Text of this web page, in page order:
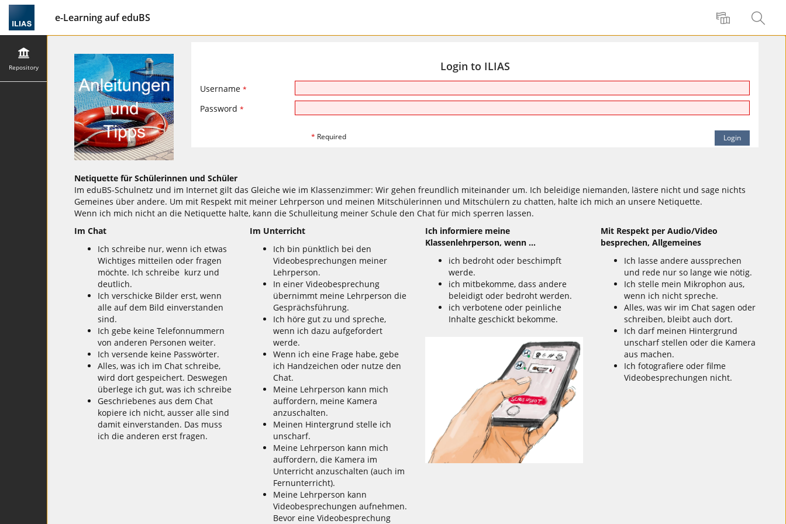
e-Learning auf eduBS
Search
Repository Login to ILIAS
Username *
Password *
* Required
Netiquette für Schülerinnen und Schüler
Im eduBS-Schulnetz und im Internet gilt das Gleiche wie im Klassenzimmer: Wir gehen freundlich miteinander um. Ich beleidige niemanden, lästere nicht und sage nichts
Gemeines über andere. Um mit Respekt mit meiner Lehrperson und meinen Mitschülerinnen und Mitschülern zu chatten, halte ich mich an unsere Netiquette.
Wenn ich mich nicht an die Netiquette halte, kann die Schulleitung meiner Schule den Chat für mich sperren lassen.
Im Chat
Ich schreibe nur, wenn ich etwas
Wichtiges mitteilen oder fragen
möchte. Ich schreibe kurz und
deutlich.
Ich verschicke Bilder erst, wenn
alle auf dem Bild einverstanden
sind.
Ich gebe keine Telefonnummern
von anderen Personen weiter.
Ich versende keine Passwörter.
Alles, was ich im Chat schreibe,
wird dort gespeichert. Deswegen
überlege ich gut, was ich schreibe
Geschriebenes aus dem Chat
kopiere ich nicht, ausser alle sind
damit einverstanden. Das muss
ich die anderen erst fragen.
Im Unterricht
Ich bin pünktlich bei den
Videobesprechungen meiner
Lehrperson.
In einer Videobesprechung
übernimmt meine Lehrperson die
Gesprächsführung.
Ich höre gut zu und spreche,
wenn ich dazu aufgefordert
werde.
Wenn ich eine Frage habe, gebe
ich Handzeichen oder nutze den
Chat.
Meine Lehrperson kann mich
auffordern, meine Kamera
anzuschalten.
Meinen Hintergrund stelle ich
unscharf.
Meine Lehrperson kann mich
auffordern, die Kamera im
Unterricht anzuschalten (auch im
Fernunterricht).
Meine Lehrperson kann
Videobesprechungen aufnehmen.
Bevor eine Videobesprechung
Ich informiere meine
Klassenlehrperson, wenn ...
ich bedroht oder beschimpft
werde.
ich mitbekomme, dass andere
beleidigt oder bedroht werden.
ich verbotene oder peinliche
Inhalte geschickt bekomme.
Mit Respekt per Audio/Video
besprechen, Allgemeines
Ich lasse andere aussprechen
und rede nur so lange wie nötig.
Ich stelle mein Mikrophon aus,
wenn ich nicht spreche.
Alles, was wir im Chat sagen oder
schreiben, bleibt auch dort.
Ich darf meinen Hintergrund
unscharf stellen oder die Kamera
aus machen.
Ich fotografiere oder filme
Videobesprechungen nicht.